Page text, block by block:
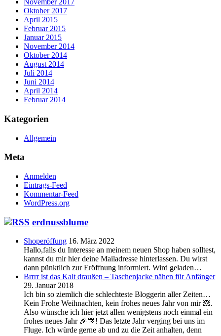
November 2017
Oktober 2017
April 2015
Februar 2015
Januar 2015
November 2014
Oktober 2014
August 2014
Juli 2014
Juni 2014
April 2014
Februar 2014
Kategorien
Allgemein
Meta
Anmelden
Eintrags-Feed
Kommentar-Feed
WordPress.org
erdnussblume
Shoperöffung 16. März 2022
Hallo,falls du Interesse an meinem neuen Shop haben solltest,
kannst du mir hier deine Mailadresse hinterlassen. Du wirst
dann pünktlich zur Eröffnung informiert. Wird geladen…
Brrrr ist das Kalt draußen – Taschenjacke nähen für Anfänger
29. Januar 2018
Ich bin so ziemlich die schlechteste Bloggerin aller Zeiten…
Kein Frohe Weihnachten, kein frohes neues Jahr von mir 🙈.
Also wünsche ich hier jetzt allen wenigstens noch einmal ein
frohes neues Jahr 🎉🎊! Das letzte Jahr verging bei uns im
Fluge. Ich würde gerne ab und zu die Zeit anhalten, denn